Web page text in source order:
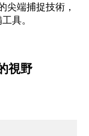
尖端捕捉技術，
具。
視野